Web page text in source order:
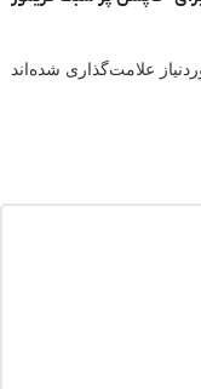
علامت‌گذاری شده‌اند